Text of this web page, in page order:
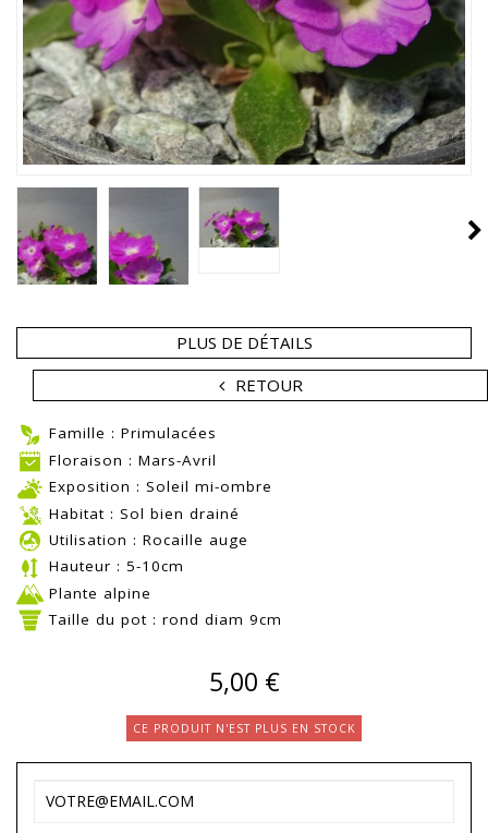
PLUS DE DÉTAILS
RETOUR
Famille : Primulacées
Floraison : Mars-Avril
Exposition : Soleil mi-ombre
Habitat : Sol bien drainé
Utilisation : Rocaille auge
Hauteur : 5-10cm
Plante alpine
Taille du pot : rond diam 9cm
5,00 €
CE PRODUIT N'EST PLUS EN STOCK